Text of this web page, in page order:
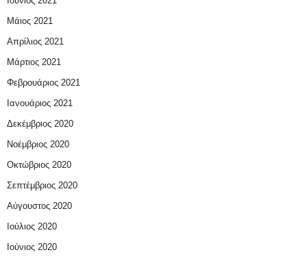
Μάιος 2021
Απρίλιος 2021
Μάρτιος 2021
Φεβρουάριος 2021
Ιανουάριος 2021
Δεκέμβριος 2020
Νοέμβριος 2020
Οκτώβριος 2020
Σεπτέμβριος 2020
Αύγουστος 2020
Ιούλιος 2020
Ιούνιος 2020